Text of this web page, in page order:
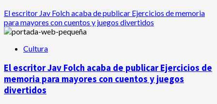
El escritor Jav Folch acaba de publicar Ejercicios de memoria
para mayores con cuentos y juegos divertidos
Cultura
El escritor Jav Folch acaba de publicar Ejercicios de
memoria para mayores con cuentos y juegos
divertidos